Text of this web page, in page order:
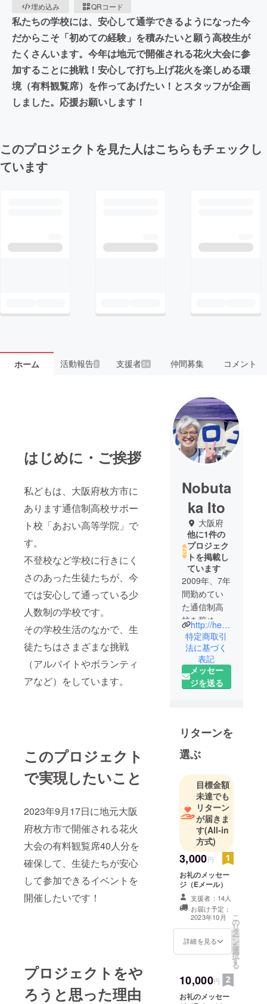
埋め込み
QRコード
私たちの学校には、安心して通学できるようになった今
だからこそ「初めての経験」を積みたいと願う高校生が
たくさんいます。今年は地元で開催される花火大会に参
加することに挑戦！安心して打ち上げ花火を楽しめる環
境（有料観覧席）を作ってあげたい！とスタッフが企画
しました。応援お願いします！
このプロジェクトを見た人はこちらもチェックし
ています
ホーム 活動報告2 支援者 24 仲間募集 コメント
はじめに・ご挨拶
私どもは、大阪府枚方市に
あります通信制高校サポー
ト校「あおい高等学院」で
す。
不登校など学校に行きにく
さのあった生徒たちが、今
では安心して通っている少
人数制の学校です。
その学校生活のなかで、生
徒たちはさまざまな挑戦
（アルバイトやボランティ
アなど）をしています。
このプロジェクト
で実現したいこと
2023年9月17日に地元大阪
府枚方市で開催される花火
大会の有料観覧席40人分を
確保して、生徒たちが安心
して参加できるイベントを
開催したいです！
プロジェクトをや
ろうと思った理由
Nobuta
ka Ito
大阪府
他に1件の
プロジェク
トを掲載し
ています
2009年、7年
間勤めてい
た通信制高
校を辞め、
大阪府枚方
市で小さな
学校「あお
い高等学
院」を設
ポート校
（生徒数60
名）とフ
ルを運営し
て、小学生
～成人まで
の不登校・
発達障害・
ひきこもり
の子どもた
ちの支援を
おこなって
います。
http://hello-aoi.info
特定商取引
法に基づく
表記
メッセー
ジを送る
リターンを
選ぶ
目標金額
未達でも
リターン
が届きま
す(All-in
方式)
3,000円
お礼のメッセー
ジ（Eメール）
支援者：14人
お届け予定：
2023年10月
詳細を見る
こ
の
リ
タ
ー
ン
を
選
択
す
る
10,000円
お礼のメッセー